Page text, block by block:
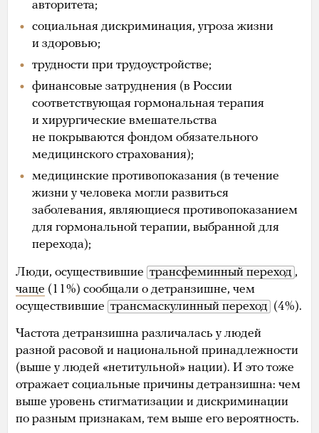
авторитета;
социальная дискриминация, угроза жизни
и здоровью;
трудности при трудоустройстве;
финансовые затруднения (в России
соответствующая гормональная терапия
и хирургические вмешательства
не покрываются фондом обязательного
медицинского страхования);
медицинские противопоказания (в течение
жизни у человека могли развиться
заболевания, являющиеся противопоказанием
для гормональной терапии, выбранной для
перехода);
Люди, осуществившие трансфеминный переход ,
чаще (11%) сообщали о детранзишне, чем
осуществившие трансмаскулинный переход (4%).
Частота детранзишна различалась у людей
разной расовой и национальной принадлежности
(выше у людей «нетитульной» нации). И это тоже
отражает социальные причины детранзишна: чем
выше уровень стигматизации и дискриминации
по разным признакам, тем выше его вероятность.